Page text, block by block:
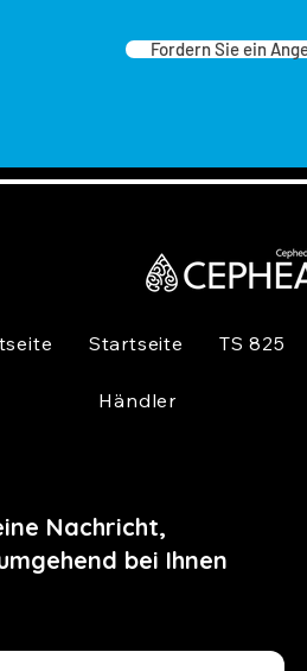
Fordern Sie ein
Startseite TS 825
Händler
Nachricht,
bei Ihnen